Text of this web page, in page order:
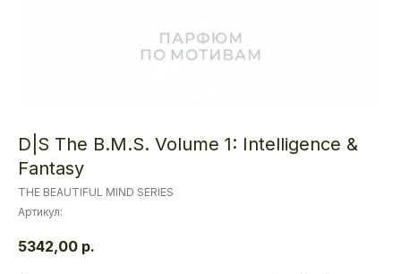
D|S The B.M.S. Volume 1: Intelligence &
Fantasy
THE BEAUTIFUL MIND SERIES
Артикул:
5342,00 р.